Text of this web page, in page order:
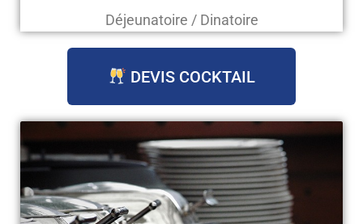
Déjeunatoire / Dinatoire
DEVIS COCKTAIL